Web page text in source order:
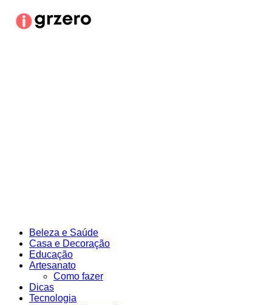
para
Beleza e Saúde
Casa e Decoração
Educação
Artesanato
Como fazer
Dicas
Tecnologia